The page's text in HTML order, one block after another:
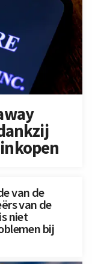
van de
van de
niet
bij